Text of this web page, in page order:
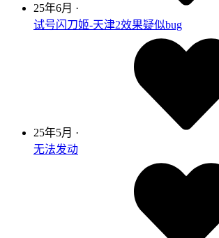
25年6月 ·
试号闪刀姬-天津2效果疑似bug
25年5月 ·
无法发动